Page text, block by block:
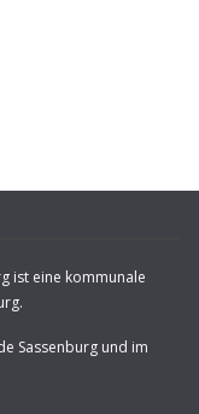
ist eine kommunale
Sassenburg und im